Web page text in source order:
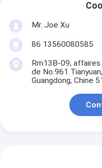
Mr. Joe Xu
86 13560080585
Rm13B-09,
de No.961
Guangdong, Chine